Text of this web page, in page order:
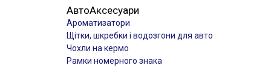
АвтоАксесуари
Ароматизатори
Щітки, шкребки і водозгони для авто
Чохли на кермо
Рамки номерного знака